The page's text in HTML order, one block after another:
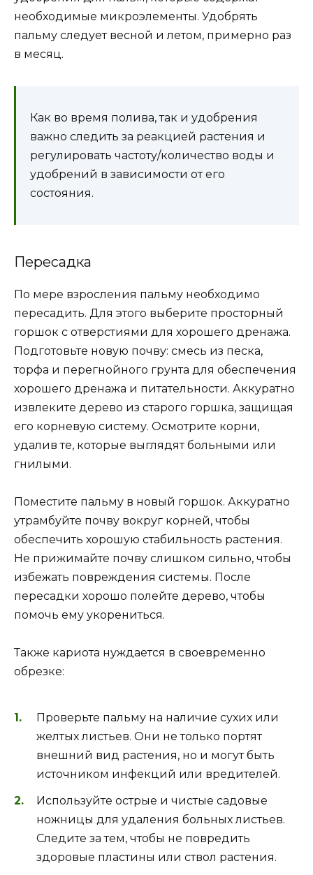
необходимые микроэлементы. Удобрять
пальму следует весной и летом, примерно раз
в месяц.
Как во время полива, так и удобрения
важно следить за реакцией растения и
регулировать частоту/количество воды и
удобрений в зависимости от его
состояния.
Пересадка
По мере взросления пальму необходимо
пересадить. Для этого выберите просторный
горшок с отверстиями для хорошего дренажа.
Подготовьте новую почву: смесь из песка,
торфа и перегнойного грунта для обеспечения
хорошего дренажа и питательности. Аккуратно
извлеките дерево из старого горшка, защищая
его корневую систему. Осмотрите корни,
удалив те, которые выглядят больными или
гнилыми.
Поместите пальму в новый горшок. Аккуратно
утрамбуйте почву вокруг корней, чтобы
обеспечить хорошую стабильность растения.
Не прижимайте почву слишком сильно, чтобы
избежать повреждения системы. После
пересадки хорошо полейте дерево, чтобы
помочь ему укорениться.
Также кариота нуждается в своевременно
обрезке:
Проверьте пальму на наличие сухих или
желтых листьев. Они не только портят
внешний вид растения, но и могут быть
источником инфекций или вредителей.
Используйте острые и чистые садовые
ножницы для удаления больных листьев.
Следите за тем, чтобы не повредить
здоровые пластины или ствол растения.